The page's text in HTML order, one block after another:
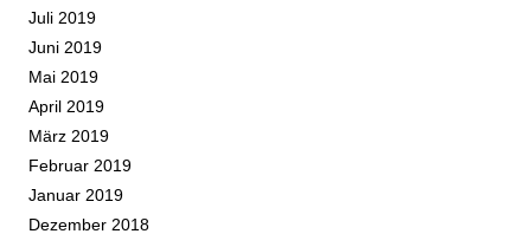
Juli 2019
Juni 2019
Mai 2019
April 2019
März 2019
Februar 2019
Januar 2019
Dezember 2018